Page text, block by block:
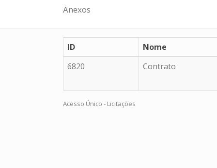
Anexos
ID
Nome
6820
Contrato
Acesso Único - Licitações